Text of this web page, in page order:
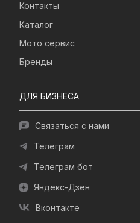
Контакты
Каталог
Мото сервис
Бренды
ДЛЯ БИЗНЕСА
Связаться с нами
Телеграм
Телеграм бот
Яндекс-Дзен
Вконтакте